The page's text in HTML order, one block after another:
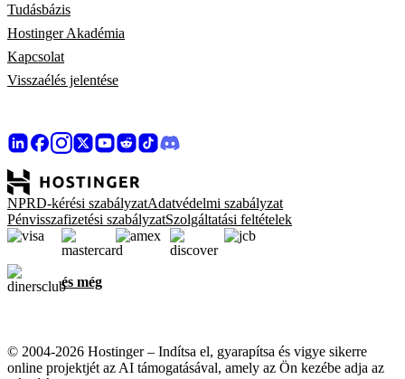
Tudásbázis
Hostinger Akadémia
Kapcsolat
Visszaélés jelentése
NPRD-kérési szabályzatAdatvédelmi szabályzat
Pénvisszafizetési szabályzatSzolgáltatási feltételek
és még
© 2004-2026 Hostinger – Indítsa el, gyarapítsa és vigye sikerre
online projektjét az AI támogatásával, amely az Ön kezébe adja az